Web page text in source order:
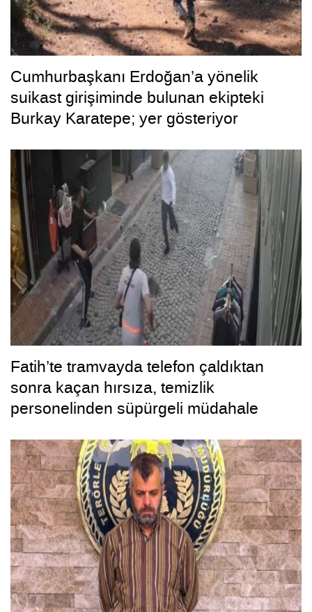
Cumhurbaşkanı Erdoğan’a yönelik
suikast girişiminde bulunan ekipteki
Burkay Karatepe; yer gösteriyor
Fatih’te tramvayda telefon çaldıktan
sonra kaçan hırsıza, temizlik
personelinden süpürgeli müdahale